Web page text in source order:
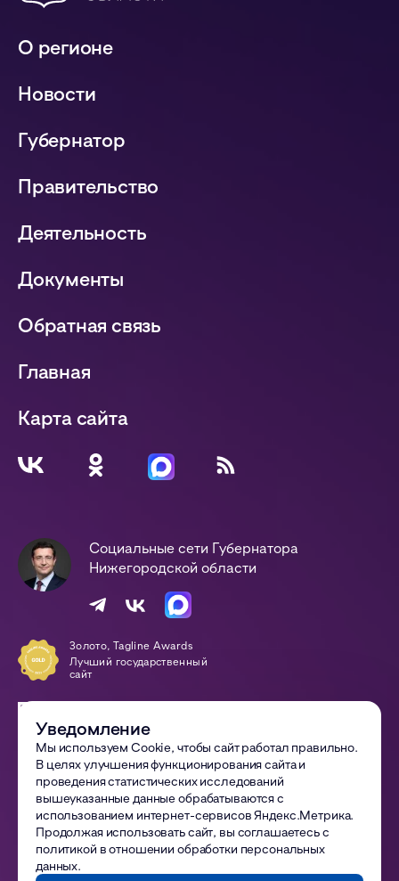
О регионе
Новости
Губернатор
Правительство
Деятельность
Документы
Обратная связь
Главная
Карта сайта
Социальные сети Губернатора
Нижегородской области
Золото, Tagline Awards
Лучший государственный
сайт
Сайт года
© 2002—2026Правительство Нижегородской области
Все материалы сайта доступны по лицензии:
Creative Commons Attribution 4.0 International
Политика обработки ПДн
Уведомление
Мы используем Cookie, чтобы сайт работал правильно.
В целях улучшения функционирования сайта и
проведения статистических исследований
вышеуказанные данные обрабатываются с
использованием интернет-сервисов Яндекс.Метрика.
Продолжая использовать сайт, вы соглашаетесь с
политикой в отношении обработки персональных
данных.